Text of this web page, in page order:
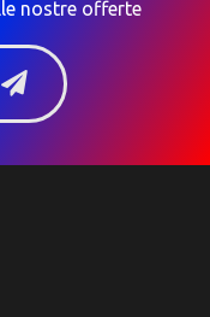
nostre offerte